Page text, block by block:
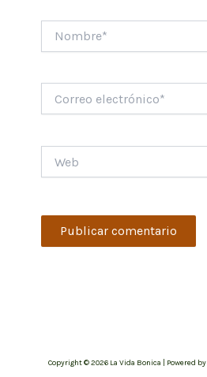
electrónico*
Copyright © 2026 La Vida Bonica | Powered by